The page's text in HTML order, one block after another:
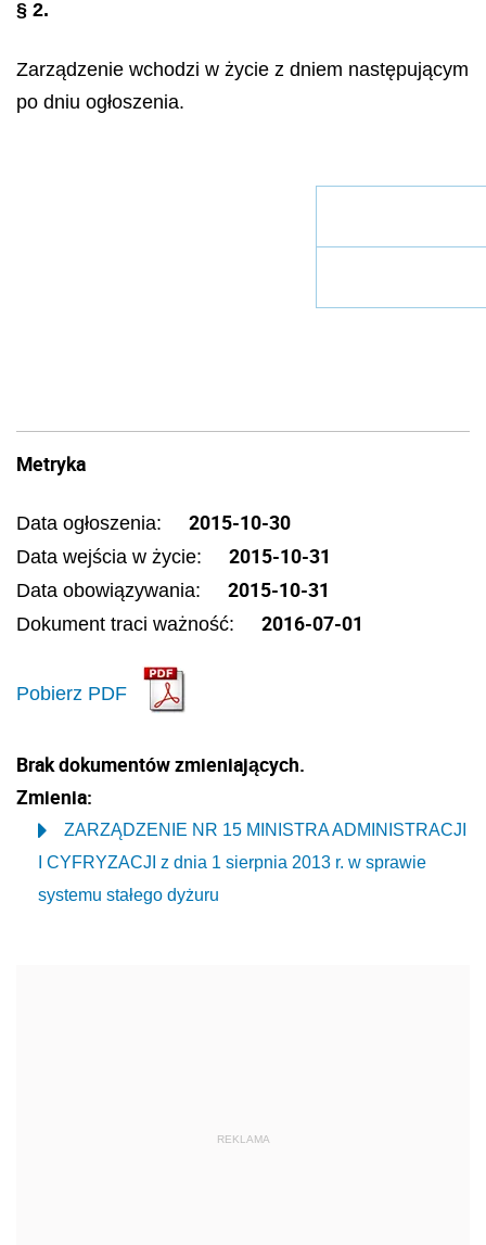
§ 2.
Zarządzenie wchodzi w życie z dniem następującym
po dniu ogłoszenia.
Metryka
Data ogłoszenia: 2015-10-30
Data wejścia w życie: 2015-10-31
Data obowiązywania: 2015-10-31
Dokument traci ważność: 2016-07-01
Pobierz PDF
Brak dokumentów zmieniających.
Zmienia:
ZARZĄDZENIE NR 15 MINISTRA ADMINISTRACJI
I CYFRYZACJI z dnia 1 sierpnia 2013 r. w sprawie
systemu stałego dyżuru